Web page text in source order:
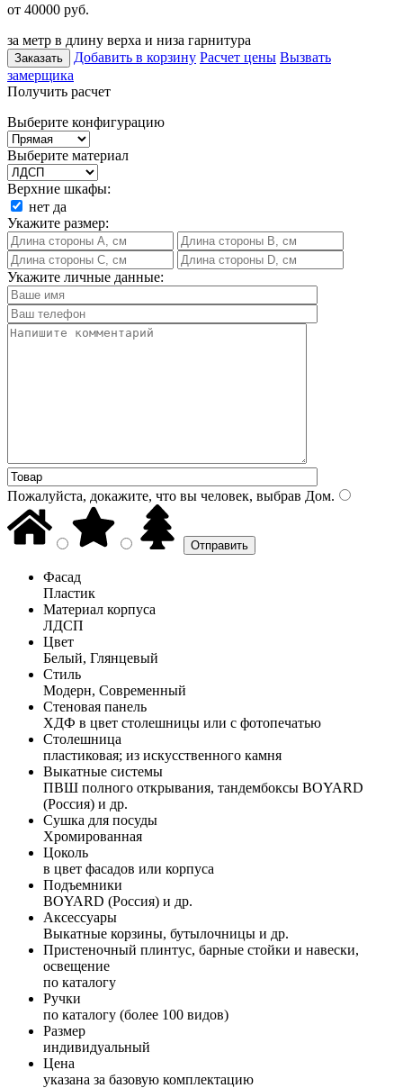
от 40000 руб.
за метр в длину верха и низа гарнитура
Заказать Добавить в корзину Расчет цены Вызвать
замерщика
Получить расчет
Выберите конфигурацию
Выберите материал
Верхние шкафы:
нет да
Укажите размер:
Укажите личные данные:
Пожалуйста, докажите, что вы человек, выбрав Дом.
Фасад
Пластик
Материал корпуса
ЛДСП
Цвет
Белый, Глянцевый
Стиль
Модерн, Современный
Стеновая панель
ХДФ в цвет столешницы или с фотопечатью
Столешница
пластиковая; из искусственного камня
Выкатные системы
ПВШ полного открывания, тандембоксы BOYARD
(Россия) и др.
Сушка для посуды
Хромированная
Цоколь
в цвет фасадов или корпуса
Подъемники
BOYARD (Россия) и др.
Аксессуары
Выкатные корзины, бутылочницы и др.
Пристеночный плинтус, барные стойки и навески,
освещение
по каталогу
Ручки
по каталогу (более 100 видов)
Размер
индивидуальный
Цена
указана за базовую комплектацию